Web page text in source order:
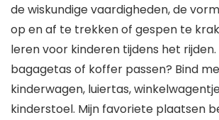
de wiskundige vaardigheden, de
op en af te trekken of gespen te
leren voor kinderen tijdens het rijden.
bagagetas of koffer passen? Bind
kinderwagen, luiertas,
kinderstoel. Mijn favoriete plaatsen